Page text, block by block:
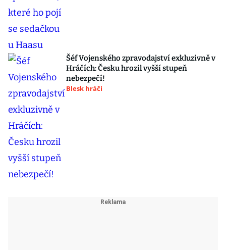
Šéf Vojenského zpravodajství exkluzivně v
Hráčích: Česku hrozil vyšší stupeň
nebezpečí!
Blesk hráči